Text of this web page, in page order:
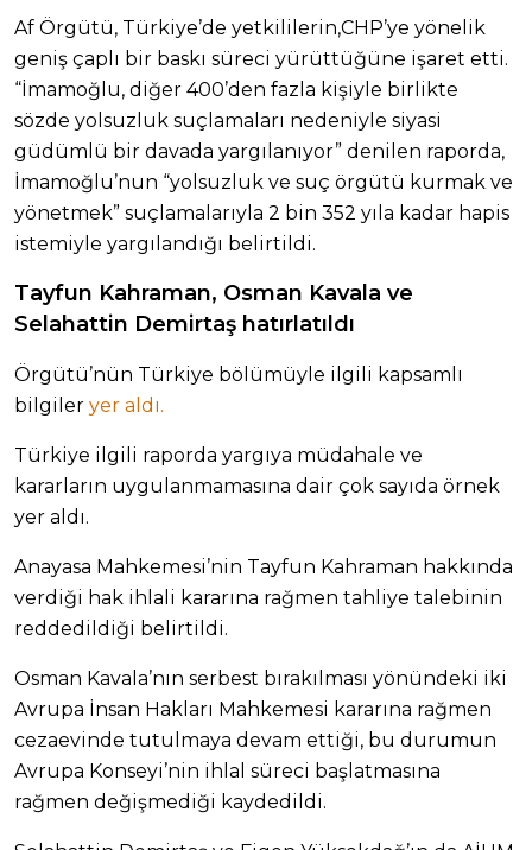
Af Örgütü, Türkiye’de yetkililerin,CHP’ye yönelik
geniş çaplı bir baskı süreci yürüttüğüne işaret etti.
“İmamoğlu, diğer 400’den fazla kişiyle birlikte
sözde yolsuzluk suçlamaları nedeniyle siyasi
güdümlü bir davada yargılanıyor” denilen raporda,
İmamoğlu’nun “yolsuzluk ve suç örgütü kurmak ve
yönetmek” suçlamalarıyla 2 bin 352 yıla kadar hapis
istemiyle yargılandığı belirtildi.
Tayfun Kahraman, Osman Kavala ve
Selahattin Demirtaş hatırlatıldı
Örgütü’nün Türkiye bölümüyle ilgili kapsamlı
bilgiler yer aldı.
Türkiye ilgili raporda yargıya müdahale ve
kararların uygulanmamasına dair çok sayıda örnek
yer aldı.
Anayasa Mahkemesi’nin Tayfun Kahraman hakkında
verdiği hak ihlali kararına rağmen tahliye talebinin
reddedildiği belirtildi.
Osman Kavala’nın serbest bırakılması yönündeki iki
Avrupa İnsan Hakları Mahkemesi kararına rağmen
cezaevinde tutulmaya devam ettiği, bu durumun
Avrupa Konseyi’nin ihlal süreci başlatmasına
rağmen değişmediği kaydedildi.